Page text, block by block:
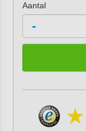
Aantal
-